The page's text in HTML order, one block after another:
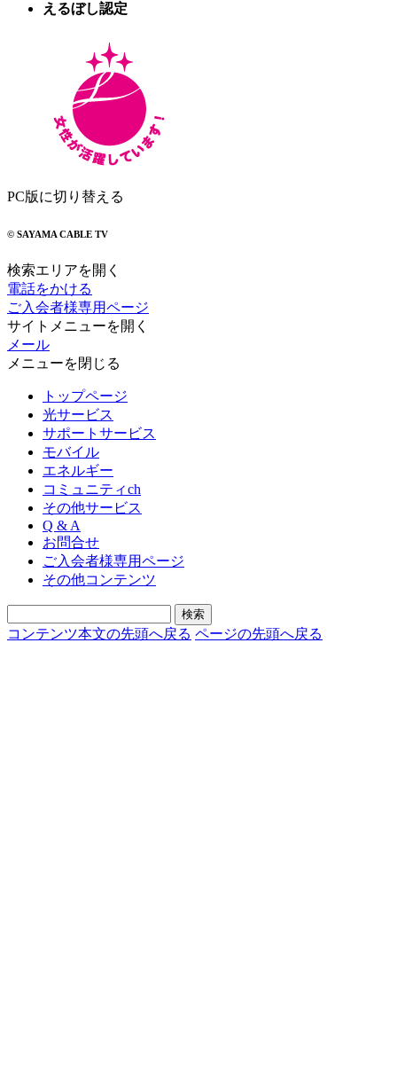
えるぼし認定
PC版に切り替える
© SAYAMA CABLE TV
検索エリアを開く
電話をかける
ご入会者様専用ページ
サイトメニューを開く
メール
メニューを閉じる
トップページ
光サービス
サポートサービス
モバイル
エネルギー
コミュニティch
その他サービス
Q & A
お問合せ
ご入会者様専用ページ
その他コンテンツ
コンテンツ本文の先頭へ戻る ページの先頭へ戻る